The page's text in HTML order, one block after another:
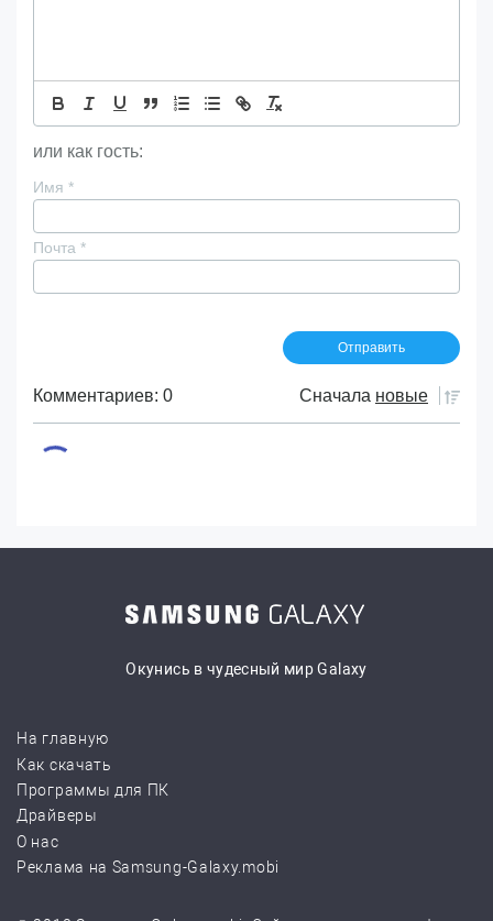
или как гость:
Имя *
Почта *
Комментариев: 0 Сначала новые
Окунись в чудесный мир Galaxy
На главную
Как скачать
Программы для ПК
Драйверы
О нас
Реклама на Samsung-Galaxy.mobi